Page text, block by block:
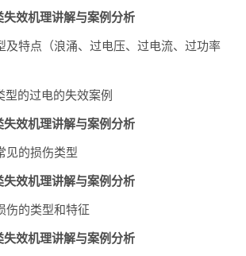
失效机理讲解与案例分析
及特点（浪涌、过电压、过电流、过功率
型的过电的失效案例
失效机理讲解与案例分析
见的损伤类型
失效机理讲解与案例分析
伤的类型和特征
失效机理讲解与案例分析